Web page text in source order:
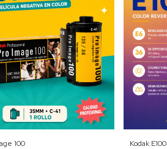
100 Kodak E100